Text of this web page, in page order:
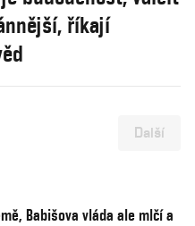
říkají
Další
Babišova vláda ale mlčí a